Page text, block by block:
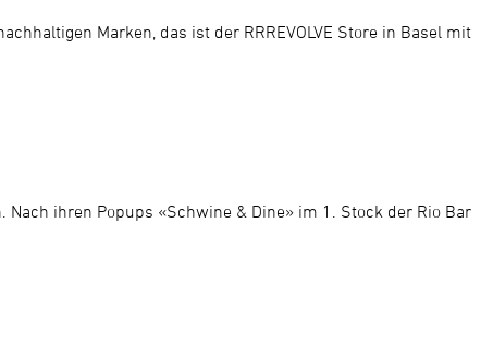
Marken, das ist der RRREVOLVE Store in Basel mit
ihren Popups «Schwine & Dine» im 1. Stock der Rio Bar